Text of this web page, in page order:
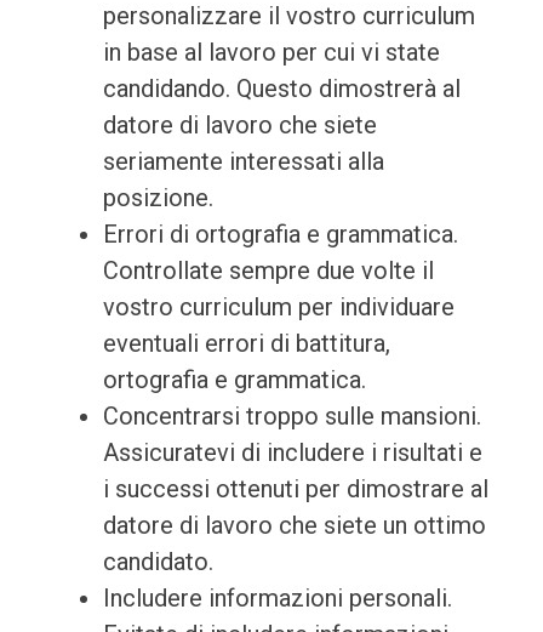
personalizzare il vostro curriculum
in base al lavoro per cui vi state
candidando. Questo dimostrerà al
datore di lavoro che siete
seriamente interessati alla
posizione.
Errori di ortografia e grammatica.
Controllate sempre due volte il
vostro curriculum per individuare
eventuali errori di battitura,
ortografia e grammatica.
Concentrarsi troppo sulle mansioni.
Assicuratevi di includere i risultati e
i successi ottenuti per dimostrare al
datore di lavoro che siete un ottimo
candidato.
Includere informazioni personali.